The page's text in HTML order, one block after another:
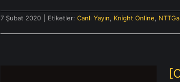
7 Şubat 2020 Etiketler: Canlı Yayın, Knight Online,